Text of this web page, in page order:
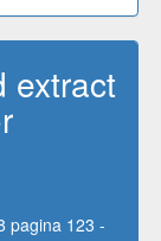
extract
pagina 123 -